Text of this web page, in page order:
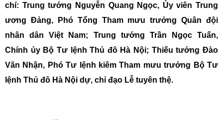
chí: Trung tướng Nguyễn Quang Ngọc, Ủy viên Trung
ương Đảng, Phó Tổng Tham mưu trưởng Quân đội
nhân dân Việt Nam; Trung tướng Trần Ngọc Tuấn,
Chính ủy Bộ Tư lệnh Thủ đô Hà Nội; Thiếu tướng Đào
Văn Nhận, Phó Tư lệnh kiêm Tham mưu trưởng Bộ Tư
lệnh Thủ đô Hà Nội dự, chỉ đạo Lễ tuyên thệ.